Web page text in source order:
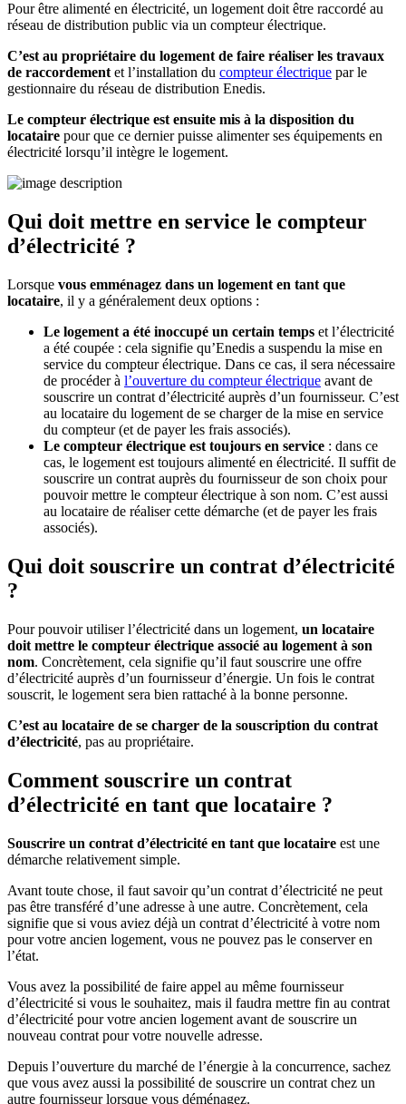
Pour être alimenté en électricité, un logement doit être raccordé au
réseau de distribution public via un compteur électrique.
C’est au propriétaire du logement de faire réaliser les travaux
de raccordement et l’installation du compteur électrique par le
gestionnaire du réseau de distribution Enedis.
Le compteur électrique est ensuite mis à la disposition du
locataire pour que ce dernier puisse alimenter ses équipements en
électricité lorsqu’il intègre le logement.
Qui doit mettre en service le compteur
d’électricité ?
Lorsque vous emménagez dans un logement en tant que
locataire, il y a généralement deux options :
Le logement a été inoccupé un certain temps et l’électricité
a été coupée : cela signifie qu’Enedis a suspendu la mise en
service du compteur électrique. Dans ce cas, il sera nécessaire
de procéder à l’ouverture du compteur électrique avant de
souscrire un contrat d’électricité auprès d’un fournisseur. C’est
au locataire du logement de se charger de la mise en service
du compteur (et de payer les frais associés).
Le compteur électrique est toujours en service : dans ce
cas, le logement est toujours alimenté en électricité. Il suffit de
souscrire un contrat auprès du fournisseur de son choix pour
pouvoir mettre le compteur électrique à son nom. C’est aussi
au locataire de réaliser cette démarche (et de payer les frais
associés).
Qui doit souscrire un contrat d’électricité
?
Pour pouvoir utiliser l’électricité dans un logement, un locataire
doit mettre le compteur électrique associé au logement à son
nom. Concrètement, cela signifie qu’il faut souscrire une offre
d’électricité auprès d’un fournisseur d’énergie. Un fois le contrat
souscrit, le logement sera bien rattaché à la bonne personne.
C’est au locataire de se charger de la souscription du contrat
d’électricité, pas au propriétaire.
Comment souscrire un contrat
d’électricité en tant que locataire ?
Souscrire un contrat d’électricité en tant que locataire est une
démarche relativement simple.
Avant toute chose, il faut savoir qu’un contrat d’électricité ne peut
pas être transféré d’une adresse à une autre. Concrètement, cela
signifie que si vous aviez déjà un contrat d’électricité à votre nom
pour votre ancien logement, vous ne pouvez pas le conserver en
l’état.
Vous avez la possibilité de faire appel au même fournisseur
d’électricité si vous le souhaitez, mais il faudra mettre fin au contrat
d’électricité pour votre ancien logement avant de souscrire un
nouveau contrat pour votre nouvelle adresse.
Depuis l’ouverture du marché de l’énergie à la concurrence, sachez
que vous avez aussi la possibilité de souscrire un contrat chez un
autre fournisseur lorsque vous déménagez.